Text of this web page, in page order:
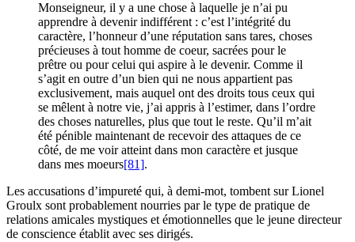
Monseigneur, il y a une chose à laquelle je n’ai pu
apprendre à devenir indifférent : c’est l’intégrité du
caractère, l’honneur d’une réputation sans tares, choses
précieuses à tout homme de coeur, sacrées pour le
prêtre ou pour celui qui aspire à le devenir. Comme il
s’agit en outre d’un bien qui ne nous appartient pas
exclusivement, mais auquel ont des droits tous ceux qui
se mêlent à notre vie, j’ai appris à l’estimer, dans l’ordre
des choses naturelles, plus que tout le reste. Qu’il m’ait
été pénible maintenant de recevoir des attaques de ce
côté, de me voir atteint dans mon caractère et jusque
dans mes moeurs[81].
Les accusations d’impureté qui, à demi-mot, tombent sur Lionel
Groulx sont probablement nourries par le type de pratique de
relations amicales mystiques et émotionnelles que le jeune directeur
de conscience établit avec ses dirigés.